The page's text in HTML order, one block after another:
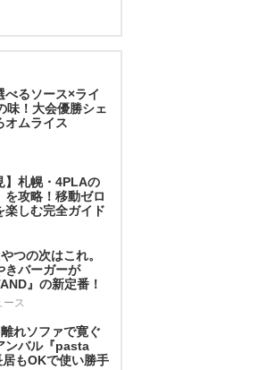
べるソース×ライ
味！大会優勝シェ
オムライス
】札幌・4PLAの
を攻略！移動ゼロ
楽しむ完全ガイド
つの次はこれ。
きバーガーが
』の新定番！
ース
れソファで寛ぐ
ンバル『pasta
もOKで使い勝手